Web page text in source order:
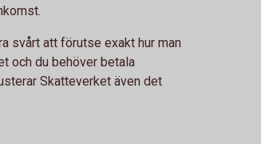
svårt att förutse exakt hur man
och du behöver betala
Skatteverket även det